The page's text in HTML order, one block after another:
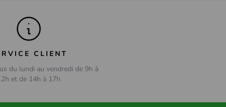
CLIENT
du lundi au vendredi de 9h à
et de 14h à 17h